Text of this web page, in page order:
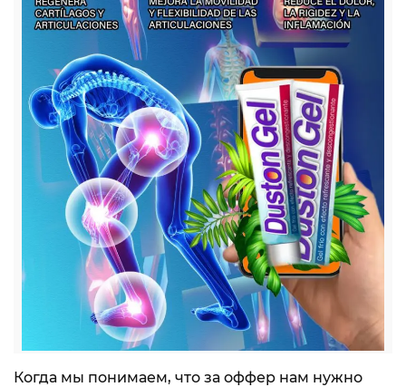
Когда мы понимаем, что за оффер нам нужно